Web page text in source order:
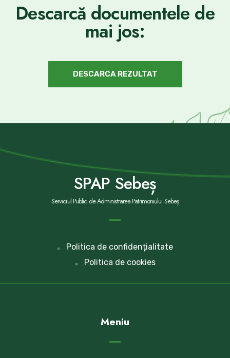
Descarcă documentele de
mai jos:
DESCARCA REZULTAT
SPAP Sebeș
Serviciul Public de Administrarea Patrimoniului Sebeș
Politica de confidențialitate
Politica de cookies
Meniu